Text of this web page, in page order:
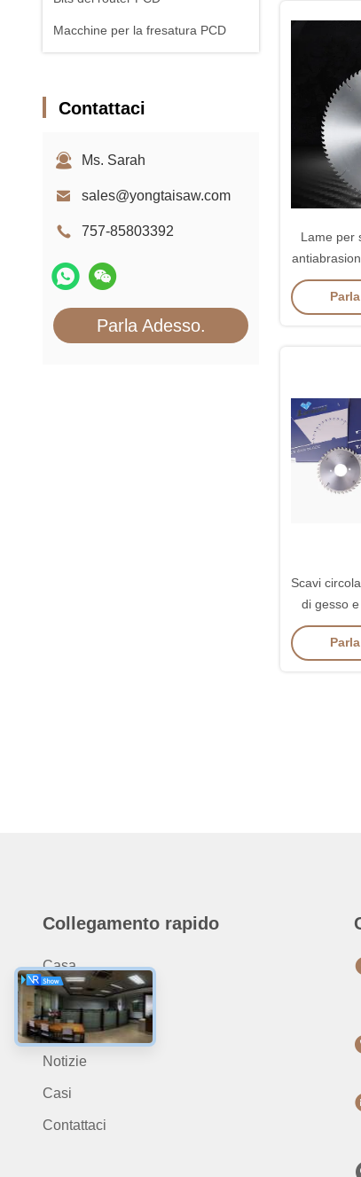
Macchine per la fresatura PCD
Contattaci
Ms. Sarah
sales@yongtaisaw.com
757-85803392
Parla Adesso.
Lame per
Scavi
di gesso e
Collegamento rapido
Casa.
Prodotti
Su Di Noi
Notizie
Casi
Contattaci